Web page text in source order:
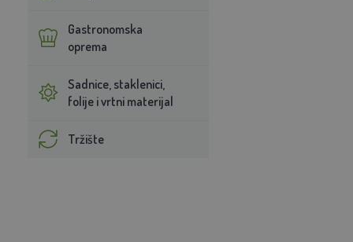
Gastronomska
oprema
Sadnice, staklenici,
folije i vrtni materijal
Tržište